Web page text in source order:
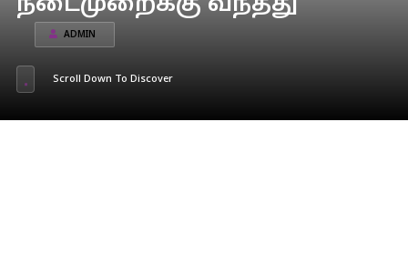
ADMIN
Scroll Down To Discover